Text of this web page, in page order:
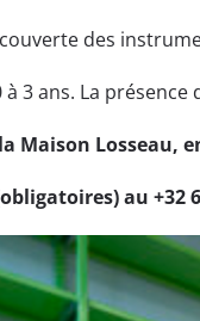
des
3 ans. La
Maison
au +32